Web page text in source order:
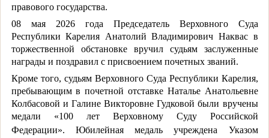
правового государства.
08 мая 2026 года Председатель Верховного Суда
Республики Карелия Анатолий Владимирович Наквас в
торжественной обстановке вручил судьям заслуженные
награды и поздравил с присвоением почетных званий.
Кроме того, судьям Верховного Суда Республики Карелия,
пребывающим в почетной отставке Наталье Анатольевне
Колбасовой и Галине Викторовне Гудковой были вручены
медали «100 лет Верховному Суду Российской
Федерации». Юбилейная медаль учреждена Указом